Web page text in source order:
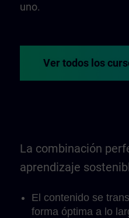
uno.
Ver todos los
La combinación
aprendizaje
El contenido se
forma óptima a lo